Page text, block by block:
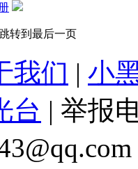
转到最后一页
我们 | 小
台 | 举报